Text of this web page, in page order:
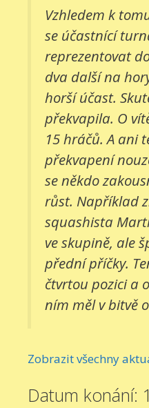
Vzhledem k
se účastnící
reprezentovat
dva další na
horší účast.
překvapila. O
15 hráčů. A ani
překvapení
se někdo
růst. Například
squashista
ve skupině, ale
přední příčky.
čtvrtou pozici a
ním měl v bitvě
Zobrazit všechny
Datum konání: